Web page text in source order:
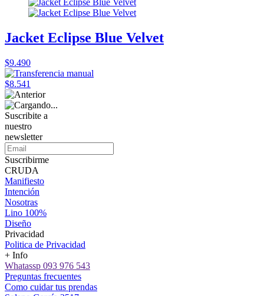
Jacket Eclipse Blue Velvet
$9.490
$8.541
Suscribite a
nuestro
newsletter
Suscribirme
CRUDA
Manifiesto
Intención
Nosotras
Lino 100%
Diseño
Privacidad
Politica de Privacidad
+ Info
Whatassp 093 976 543
Preguntas frecuentes
Como cuidar tus prendas